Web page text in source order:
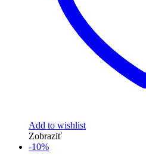
Add to wishlist
Zobraziť
-10%